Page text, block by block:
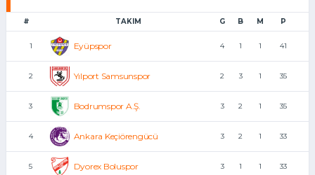
# TAKIM G B M P
1 Eyüpspor 4 1 1 41
2 Yılport Samsunspor 2 3 1 35
3 Bodrumspor A.Ş. 3 2 1 35
4 Ankara Keçiörengücü 3 2 1 33
5 Dyorex Boluspor 3 1 1 33